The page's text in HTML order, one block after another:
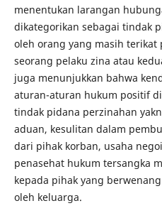
menentukan larangan
dikategorikan sebagai tindak
oleh orang yang masih terikat
seorang pelaku zina atau
juga menunjukkan bahwa
aturan-aturan hukum positif
tindak pidana perzinahan
aduan, kesulitan dalam
dari pihak korban, usaha
penasehat hukum tersangka
kepada pihak yang
oleh keluarga.